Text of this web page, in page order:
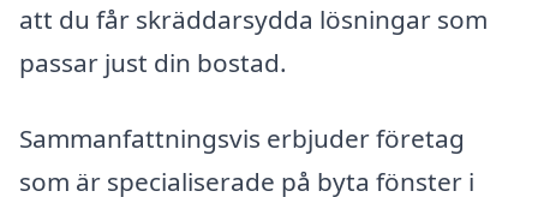
att du får skräddarsydda lösningar som
passar just din bostad.
Sammanfattningsvis erbjuder företag
som är specialiserade på byta fönster i